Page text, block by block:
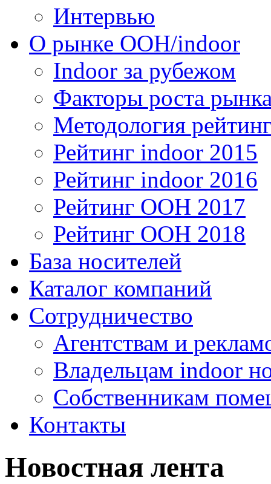
Интервью
О рынке OOH/indoor
Indoor за рубежом
Факторы роста
Методология
Рейтинг indoor 2015
Рейтинг indoor 2016
Рейтинг OOH 2017
Рейтинг OOH 2018
База носителей
Каталог компаний
Сотрудничество
Агентствам и
Владельцам indoor
Собственникам
Контакты
Новостная лента